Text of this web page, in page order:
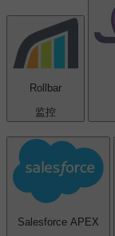
Rollbar
监控
Salesforce APEX